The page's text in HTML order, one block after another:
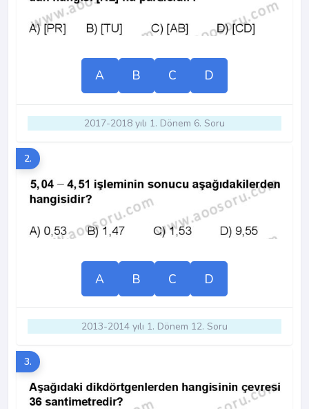
A B C D
2017-2018 yılı 1. Dönem 6. Soru
2.
A B C D
2013-2014 yılı 1. Dönem 12. Soru
3.